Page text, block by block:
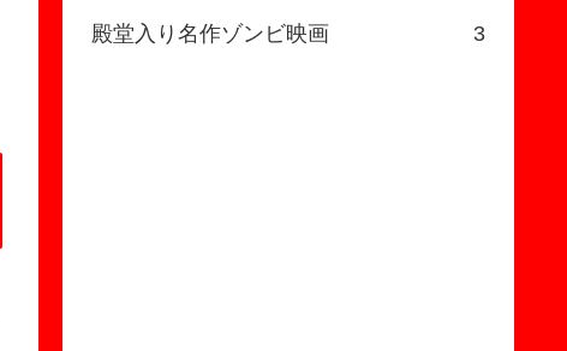
殿堂入り名作ゾンビ映画 3